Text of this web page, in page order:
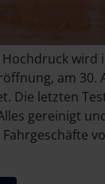
Hochdruck wird
am 30.
Die letzten
gereinigt